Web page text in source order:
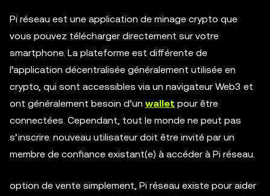
Pi réseau est une application de minage crypto que
vous pouvez télécharger directement sur votre
smartphone. La plateforme est différente de
l’application décentralisée généralement utilisée en
crypto, qui sont accessibles via un navigateur Web3 et
ont généralement besoin d’un wallet pour être
connectées. Cependant, tout le monde ne peut pas
s’inscrire. nouveau utilisateur doit être invité par un
membre de confiance existant(e) à accéder à Pi réseau.
option de vente simplement, Pi réseau existe pour aider